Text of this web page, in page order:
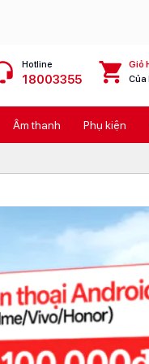
Hotline
18003355
Giỏ
Của
Âm thanh Phụ kiện